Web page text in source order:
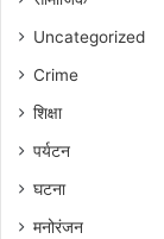
Uncategorized
Crime
शिक्षा
पर्यटन
घटना
मनोरंजन